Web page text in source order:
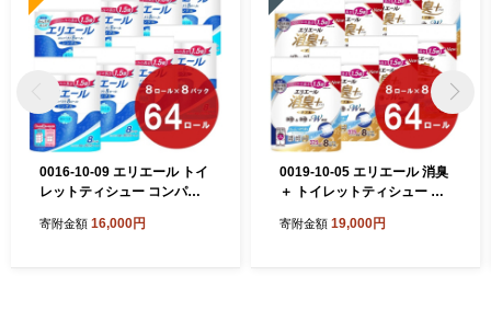
0016-10-09 エリエール トイ
レットティシュー コンパク
64ロール 1.5倍巻 82.5m ト
寄附金額 16,000円
0019-10-05 エリエール 消臭
＋ トイレットティシュー し
の香り コンパクトダブル 8ロ
寄附金額 19,000円